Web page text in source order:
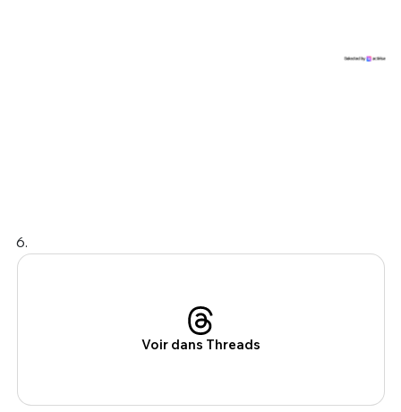
6.
Voir dans Threads